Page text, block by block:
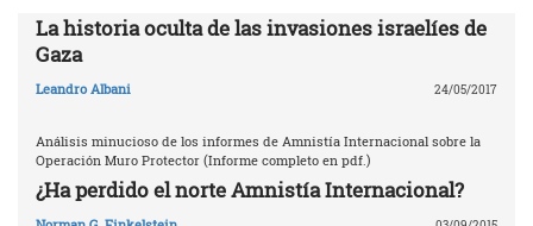
La historia oculta de las invasiones israelíes de
Gaza
Leandro Albani 24/05/2017
Análisis minucioso de los informes de Amnistía Internacional sobre la
Operación Muro Protector (Informe completo en pdf.)
¿Ha perdido el norte Amnistía Internacional?